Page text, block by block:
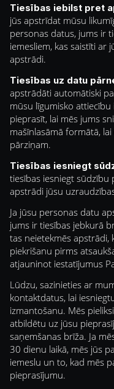
Tiesības iebilst pret
jūs apstrīdat mūsu
personas datus, jums ir
iemesliem, kas saistīti ar
apstrādi.
Tiesības uz datu
apstrādāti automātiski
mūsu līgumisko
pieprasīt, lai mēs jums
mašīnlasāmā formātā,
pārziņam.
Tiesības iesniegt
tiesības iesniegt
apstrādi jūsu
Ja jūsu personas datu
jums ir tiesības jebkurā
tas neietekmēs apstrādi,
piekrišanu pirms
atjauninot iestatījumus
Lūdzu, sazinieties ar
kontaktdatus, lai
izmantošanu. Mēs
atbildētu uz jūsu
saņemšanas brīža. Ja
30 dienu laikā, mēs jūs
iemeslu un to, kad mēs
pieprasījumu.